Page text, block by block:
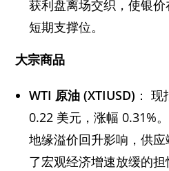
获利盘离场交织，使银
短期支撑位。
大宗商品
WTI 原油 (XTIUSD) ：
0.22 美元，涨幅 0.31%
地缘溢价回升影响，供
了宏观经济增速放缓的